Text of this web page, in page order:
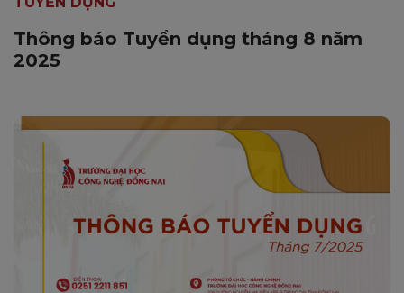
Thông báo Tuyển dụng tháng 8 năm
2025